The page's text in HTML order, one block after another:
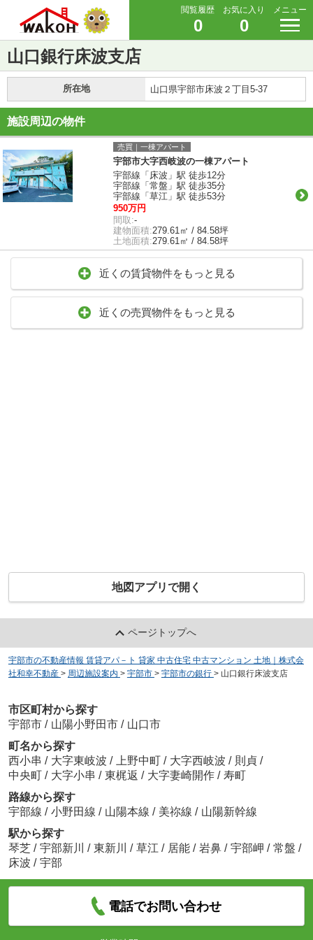
閲覧履歴
0
お気に入り
0
メニュー
山口銀行床波支店
所在地 山口県宇部市床波２丁目5-37
施設周辺の物件
売買｜一棟アパート
宇部市大字西岐波の一棟アパート
宇部線「床波」駅 徒歩12分
宇部線「常盤」駅 徒歩35分
宇部線「草江」駅 徒歩53分
950万円
間取:-
建物面積:279.61㎡ / 84.58坪
土地面積:279.61㎡ / 84.58坪
近くの賃貸物件をもっと見る
近くの売買物件をもっと見る
地図アプリで開く
ページトップへ
宇部市の不動産情報 賃貸アパ－ト 貸家 中古住宅 中古マンション 土地｜株式会
社和幸不動産 > 周辺施設案内 > 宇部市 > 宇部市の銀行 > 山口銀行床波支店
市区町村から探す
宇部市 / 山陽小野田市 / 山口市
町名から探す
西小串 / 大字東岐波 / 上野中町 / 大字西岐波 / 則貞 /
中央町 / 大字小串 / 東梶返 / 大字妻崎開作 / 寿町
路線から探す
宇部線 / 小野田線 / 山陽本線 / 美祢線 / 山陽新幹線
駅から探す
琴芝 / 宇部新川 / 東新川 / 草江 / 居能 / 岩鼻 / 宇部岬 / 常盤 /
床波 / 宇部
電話でお問い合わせ